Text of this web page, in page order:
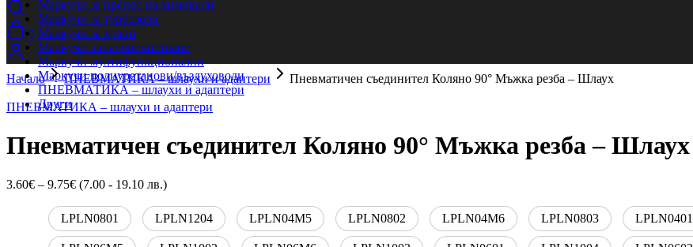
Маркучи за пренос на химикали
Маркучи за турбозоли
Маркучи за храни
Маркучи каналопочистване
Маркучи мултифункционални
Маркучи полиуретанови/въздуховоди
ПНЕВМАТИКА – шлаухи и адаптери
Други
0
Начало ПНЕВМАТИКА – шлаухи и адаптери Пневматичен съединител Коляно 90° Мъжка резба – Шлаух
ПНЕВМАТИКА – шлаухи и адаптери
Пневматичен съединител Коляно 90° Мъжка резба – Шлаух
3.60€ – 9.75€ (7.00 - 19.10 лв.)
LPLN0801 LPLN1204 LPLN04M5 LPLN0802 LPLN04M6 LPLN0803 LPLN0401